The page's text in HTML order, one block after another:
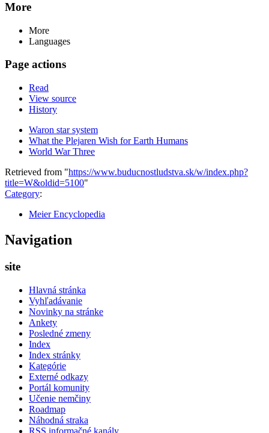
More
More
Languages
Page actions
Read
View source
History
Waron star system
What the Plejaren Wish for Earth Humans
World War Three
Retrieved from "https://www.buducnostludstva.sk/w/index.php?
title=W&oldid=5100"
Category:
Meier Encyclopedia
Navigation
site
Hlavná stránka
Vyhľadávanie
Novinky na stránke
Ankety
Posledné zmeny
Index
Index stránky
Kategórie
Externé odkazy
Portál komunity
Učenie nemčiny
Roadmap
Náhodná straka
RSS informačné kanály